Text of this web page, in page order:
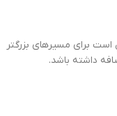
برای مسیرهای بزرگتر
داشته باشد.